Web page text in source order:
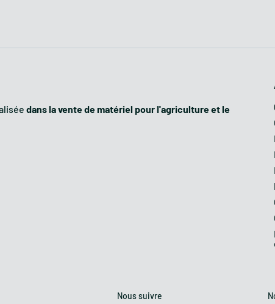
dans la vente de matériel pour l'agriculture et le
Nous suivre